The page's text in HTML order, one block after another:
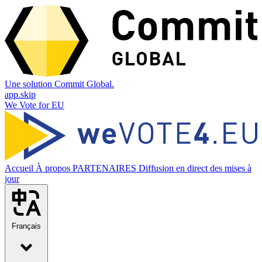
Une solution Commit Global.
app.skip
We Vote for EU
Accueil À propos PARTENAIRES Diffusion en direct des mises à
jour
Français